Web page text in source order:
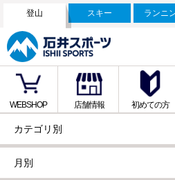
登山 スキー ランニ
WEBSHOP 店舗情報 初めての方
カテゴリ別
月別